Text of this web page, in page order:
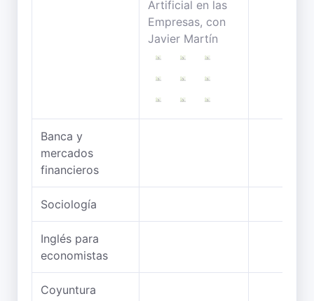
Banca y
mercados
financieros
Sociología
Inglés para
economistas
Coyuntura